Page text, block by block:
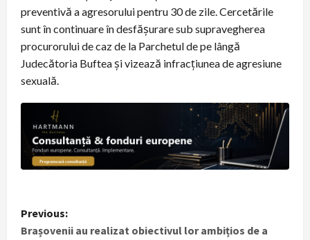
preventivă a agresorului pentru 30 de zile. Cercetările
sunt în continuare în desfășurare sub supravegherea
procurorului de caz de la Parchetul de pe lângă
Judecătoria Buftea și vizează infracțiunea de agresiune
sexuală.
P
Previous:
Brașovenii au realizat obiectivul lor ambițios de a